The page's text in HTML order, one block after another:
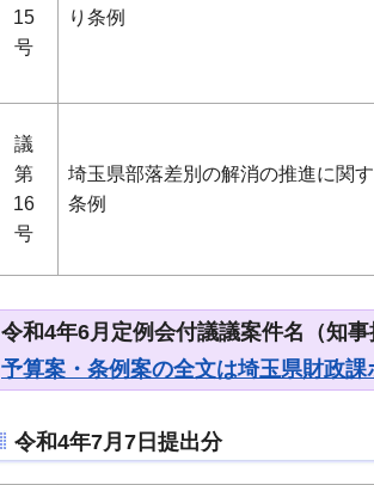
15
号
り条例
議
第
16
号
埼玉県部落差別の解消の推進に関
条例
令和4年6月定例会付議議案件名（知事
予算案・条例案の全文は埼玉県財政課
令和4年7月7日提出分